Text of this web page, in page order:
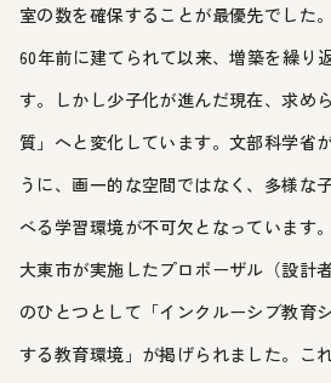
室の数を確保することが最優先でした
60年前に建てられて以来、増築を繰り
す。しかし少子化が進んだ現在、求め
質」へと変化しています。文部科学省
うに、画一的な空間ではなく、多様な
べる学習環境が不可欠となっています。
大東市が実施したプロポーザル（設計
のひとつとして「インクルーシブ教育
する教育環境」が掲げられました。こ